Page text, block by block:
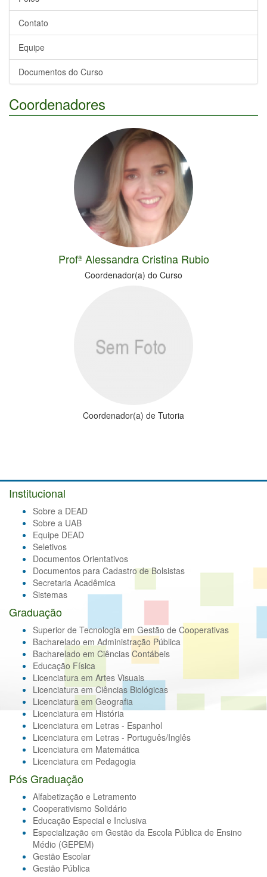
Contato
Equipe
Documentos do Curso
Coordenadores
Profª Alessandra Cristina Rubio
Coordenador(a) do Curso
Coordenador(a) de Tutoria
Institucional
Sobre a DEAD
Sobre a UAB
Equipe DEAD
Seletivos
Documentos Orientativos
Documentos para Cadastro de Bolsistas
Secretaria Acadêmica
Sistemas
Graduação
Superior de Tecnologia em Gestão de Cooperativas
Bacharelado em Administração Pública
Bacharelado em Ciências Contábeis
Educação Física
Licenciatura em Artes Visuais
Licenciatura em Ciências Biológicas
Licenciatura em Geografia
Licenciatura em História
Licenciatura em Letras - Espanhol
Licenciatura em Letras - Português/Inglês
Licenciatura em Matemática
Licenciatura em Pedagogia
Pós Graduação
Alfabetização e Letramento
Cooperativismo Solidário
Educação Especial e Inclusiva
Especialização em Gestão da Escola Pública de Ensino
Médio (GEPEM)
Gestão Escolar
Gestão Pública